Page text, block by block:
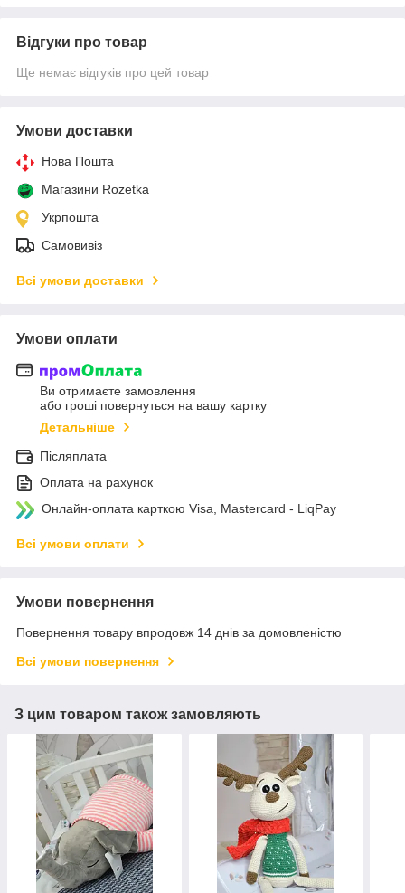
Відгуки про товар
Ще немає відгуків про цей товар
Умови доставки
Нова Пошта
Магазини Rozetka
Укрпошта
Самовивіз
Всі умови доставки
Умови оплати
Ви отримаєте замовлення
або гроші повернуться на вашу картку
Детальніше
Післяплата
Оплата на рахунок
Онлайн-оплата карткою Visa, Mastercard - LiqPay
Всі умови оплати
Умови повернення
Повернення товару впродовж 14 днів за домовленістю
Всі умови повернення
З цим товаром також замовляють